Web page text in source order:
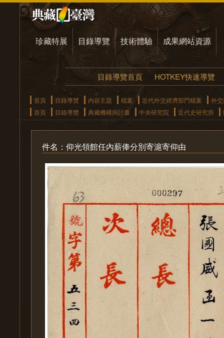
珍藏特展 目錄導覽 技術體驗 成果網站資源
目錄導覽首頁 HOTKEY快速導覽
首頁 目錄導覽 內容主題 檔案 近代外交經濟部門檔案
外
首頁
目錄導覽 典藏機構與計畫 中央研究院 近代史研究所
件名：仰光領館任內薪俸分別寄滬寄仰由